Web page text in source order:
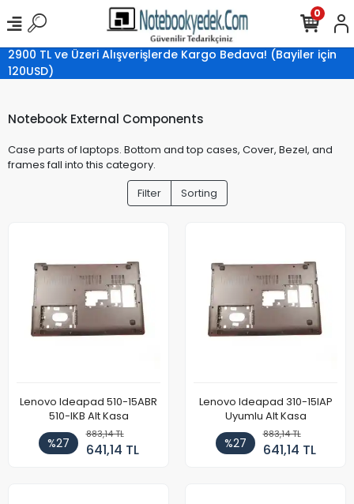
2900 TL ve Üzeri Alışverişlerde Kargo Bedava! (Bayiler için
120USD)
0
Notebook External Components
Case parts of laptops. Bottom and top cases, Cover, Bezel, and
frames fall into this category.
Filter
Sorting
Lenovo Ideapad 510-15ABR
510-IKB Alt Kasa
%27
883,14 TL
641,14 TL
Lenovo Ideapad 310-15IAP
Uyumlu Alt Kasa
%27
883,14 TL
641,14 TL